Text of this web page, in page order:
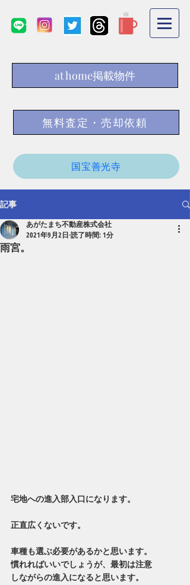
at home掲載物件
無料査定・売却依頼
国宝善光寺
記事
雨宮。
あがたまち不動産株式会社
2021年9月2日 読了時間: 1分
宅地への進入部入口になります。
正直広くないです。
車種も選ぶ必要があるかと思います。
慣れればいいでしょうが、最初は注意
しながらの進入になると思います。